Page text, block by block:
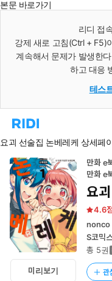
본문 바로가기
리디 접
강제 새로 고침(Ctrl + F5)
계속해서 문제가 발생한
하고 대응
테스
리
홈
로
이
동
요괴 선술집 논베레케 상세페
미리보기
만화 e
만화 e
요
4.6
nonco
S코믹
총 5권
관